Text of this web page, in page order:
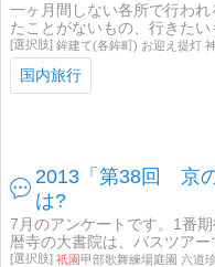
一ヶ月間しない各所で行わ
たことがないもの、行きたい
鉾建て(各鉾町) お迎え提灯 神輿洗(四条大橋) 稚児社参 屏風祭 宵宮
国内旅行
2013「第38回 京
は?
7月のアンケートです。1番
暦寺の大書院は、バスツアー
祇園甲部歌舞練場庭園 六道珍